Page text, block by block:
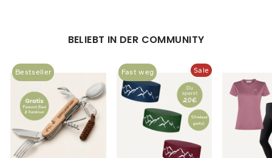
BELIEBT IN DER COMMUNITY
Bestseller Fast weg Sale